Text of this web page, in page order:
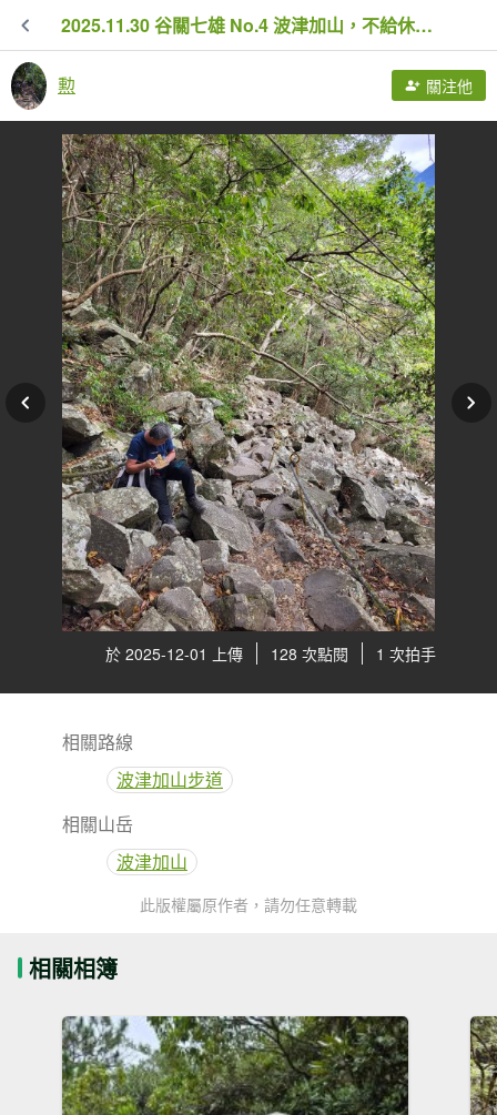
2025.11.30 谷關七雄 No.4 波津加山，不給休的蜂
勲 關注他
於 2025-12-01 上傳 128 次點閱 1 次拍手
相關路線
波津加山步道
相關山岳
波津加山
此版權屬原作者，請勿任意轉載
相關相簿